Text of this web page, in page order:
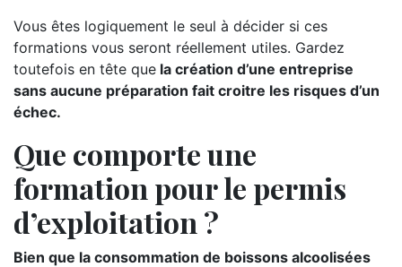
Vous êtes logiquement le seul à décider si ces
formations vous seront réellement utiles. Gardez
toutefois en tête que la création d’une entreprise
sans aucune préparation fait croitre les risques d’un
échec.
Que comporte une
formation pour le permis
d’exploitation ?
Bien que la consommation de boissons alcoolisées